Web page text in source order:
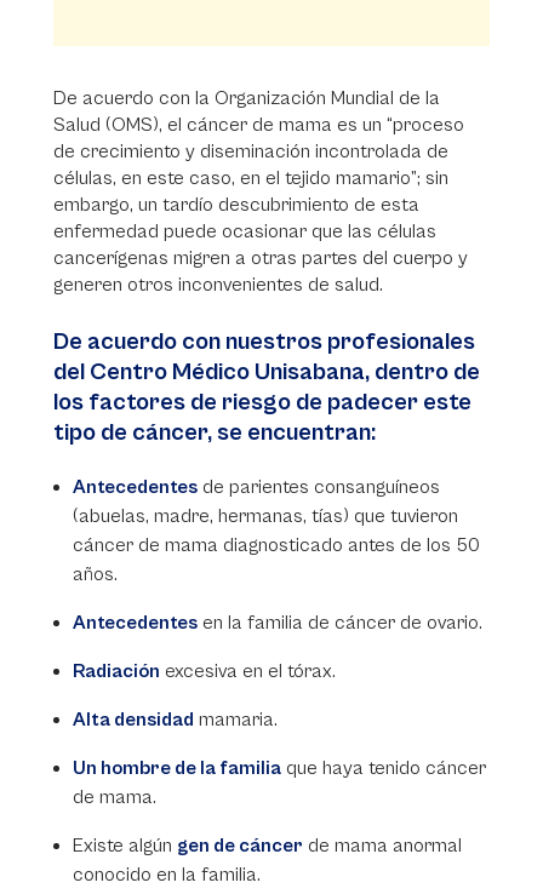
De acuerdo con la Organización Mundial de la
Salud (OMS), el cáncer de mama es un “proceso
de crecimiento y diseminación incontrolada de
células, en este caso, en el tejido mamario”; sin
embargo, un tardío descubrimiento de esta
enfermedad puede ocasionar que las células
cancerígenas migren a otras partes del cuerpo y
generen otros inconvenientes de salud.
De acuerdo con nuestros profesionales
del Centro Médico Unisabana, dentro de
los factores de riesgo de padecer este
tipo de cáncer, se encuentran:
Antecedentes de parientes consanguíneos
(abuelas, madre, hermanas, tías) que tuvieron
cáncer de mama diagnosticado antes de los 50
años.
Antecedentes en la familia de cáncer de ovario.
Radiación excesiva en el tórax.
Alta densidad mamaria.
Un hombre de la familia que haya tenido cáncer
de mama.
Existe algún gen de cáncer de mama anormal
conocido en la familia.